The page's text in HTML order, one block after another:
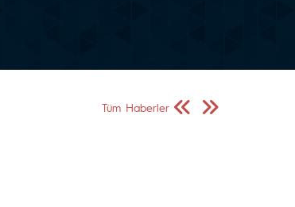
Tüm Haberler
Önceki Sayfa
Sonraki Sayfa